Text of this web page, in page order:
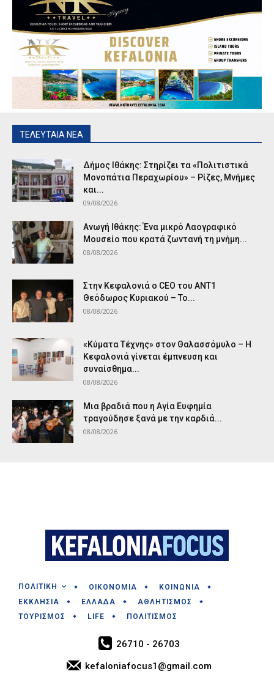
ΤΕΛΕΥΤΑΙΑ ΝΕΑ
Δήμος Ιθάκης: Στηρίζει τα «Πολιτιστικά
Μονοπάτια Περαχωρίου» – Ρίζες, Μνήμες
και...
09/08/2026
Ανωγή Ιθάκης: Ένα μικρό Λαογραφικό
Μουσείο που κρατά ζωντανή τη μνήμη...
08/08/2026
Στην Κεφαλονιά ο CEO του ANT1
Θεόδωρος Κυριακού – Το...
08/08/2026
«Κύματα Τέχνης» στον Θαλασσόμυλο – Η
Κεφαλονιά γίνεται έμπνευση και
συναίσθημα...
08/08/2026
Μια βραδιά που η Αγία Ευφημία
τραγούδησε ξανά με την καρδιά...
08/08/2026
ΠΟΛΙΤΙΚΗ ΟΙΚΟΝΟΜΙΑ
ΚΟΙΝΩΝΙΑ
ΕΚΚΛΗΣΙΑ
ΕΛΛΑΔΑ
ΑΘΛΗΤΙΣΜΟΣ
ΤΟΥΡΙΣΜΟΣ
LIFE ΠΟΛΙΤΙΣΜΟΣ
26710 - 26703
kefaloniafocus1@gmail.com